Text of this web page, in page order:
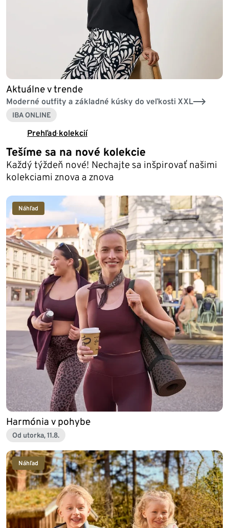
Aktuálne v trende
Moderné outfity a základné kúsky do veľkosti XXL
IBA ONLINE
Prehľad kolekcií
Tešíme sa na nové kolekcie
Každý týždeň nové! Nechajte sa inšpirovať našimi
kolekciami znova a znova
Náhľad
Harmónia v pohybe
Od utorka, 11.8.
Náhľad